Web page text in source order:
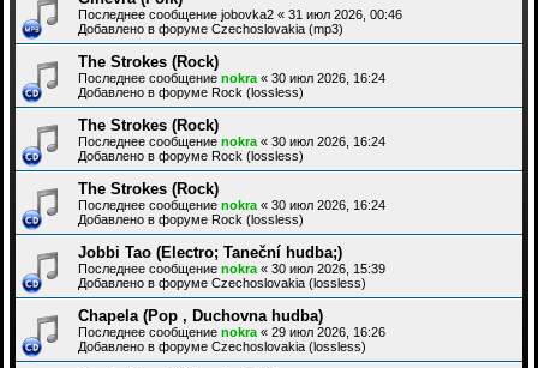
Последнее сообщение jobovka2 « 31 июл 2026, 00:46
Добавлено в форуме Czechoslovakia (mp3)
The Strokes (Rock)
Последнее сообщение nokra « 30 июл 2026, 16:24
Добавлено в форуме Rock (lossless)
The Strokes (Rock)
Последнее сообщение nokra « 30 июл 2026, 16:24
Добавлено в форуме Rock (lossless)
The Strokes (Rock)
Последнее сообщение nokra « 30 июл 2026, 16:24
Добавлено в форуме Rock (lossless)
Jobbi Tao (Electro; Taneční hudba;)
Последнее сообщение nokra « 30 июл 2026, 15:39
Добавлено в форуме Czechoslovakia (lossless)
Chapela (Pop , Duchovna hudba)
Последнее сообщение nokra « 29 июл 2026, 16:26
Добавлено в форуме Czechoslovakia (lossless)